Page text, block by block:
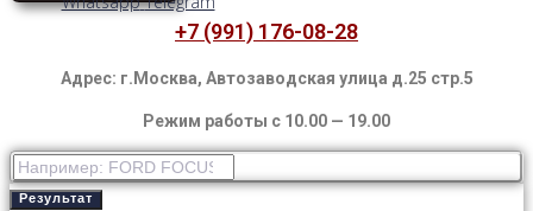
+7 (991) 176-08-28
Адрес: г.Москва, Автозаводская улица д.25 стр.5
Режим работы с 10.00 — 19.00
Результат